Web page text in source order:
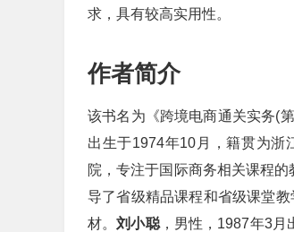
求，具有较高实用性。
作者简介
该书名为《跨境电商通关实务(
出生于1974年10月，籍贯为浙
院，专注于国际商务相关课程
导了省级精品课程和省级课堂
材。刘小聪，男性，1987年3月